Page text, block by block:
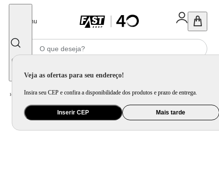
Menu
Veja as ofertas para seu endereço!
Insira seu CEP e confira a disponibilidade dos produtos e prazo de entrega.
Inserir CEP Mais tarde
Home Mercado / Bebida Bebida Não Alcoolica